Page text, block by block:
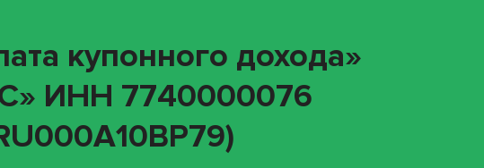
купонного дохода»
ИНН 7740000076